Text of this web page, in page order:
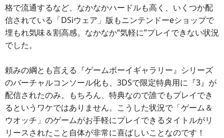
格で流通するなど、なかなかハードルも高く、いくつか配
信されている「DSiウェア」版もニンテンドーeショップで
埋もれ気味＆割高感。なかなか“気軽に”プレイできない状況
でした。
頼みの綱とも言える『ゲームボーイギャラリー』シリーズ
のバーチャルコンソール化も、3DSで限定特典用に『3』が
配信されたのみ。もちろん、特典なので誰でもプレイでき
るというワケではありません。こうした状況で「ゲーム＆
ウオッチ」のゲームがお手軽にプレイできるタイトルがリ
リースされたこと自体が非常に喜ばしいことなのです！